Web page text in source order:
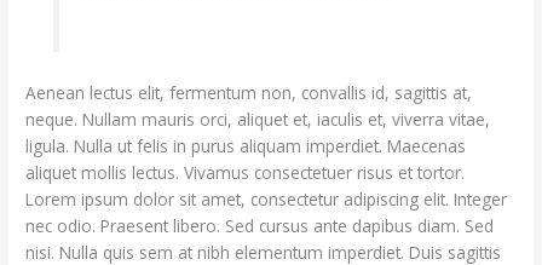
Aenean lectus elit, fermentum non, convallis id, sagittis at,
neque. Nullam mauris orci, aliquet et, iaculis et, viverra vitae,
ligula. Nulla ut felis in purus aliquam imperdiet. Maecenas
aliquet mollis lectus. Vivamus consectetuer risus et tortor.
Lorem ipsum dolor sit amet, consectetur adipiscing elit. Integer
nec odio. Praesent libero. Sed cursus ante dapibus diam. Sed
nisi. Nulla quis sem at nibh elementum imperdiet. Duis sagittis